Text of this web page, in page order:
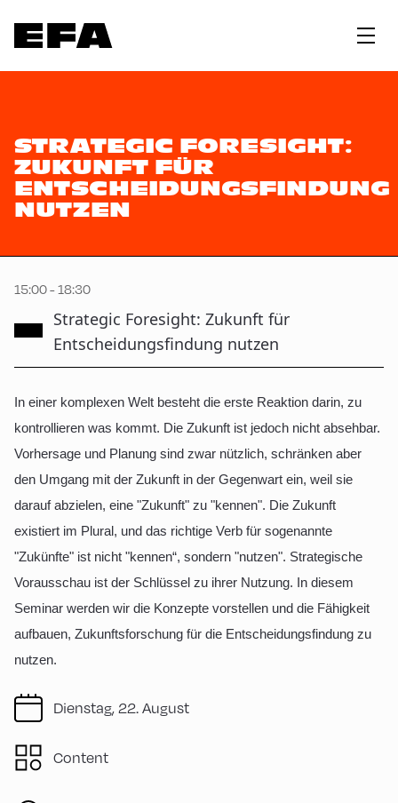
STRATEGIC FORESIGHT:
ZUKUNFT FÜR
ENTSCHEIDUNGSFINDUNG
NUTZEN
15:00 - 18:30
Strategic Foresight: Zukunft für
Entscheidungsfindung nutzen
Dienstag, 22. August
Content
In einer komplexen Welt besteht die erste Reaktion darin, zu
kontrollieren was kommt. Die Zukunft ist jedoch nicht absehbar.
Vorhersage und Planung sind zwar nützlich, schränken aber
den Umgang mit der Zukunft in der Gegenwart ein, weil sie
darauf abzielen, eine "Zukunft" zu "kennen". Die Zukunft
existiert im Plural, und das richtige Verb für sogenannte
"Zukünfte" ist nicht "kennen“, sondern "nutzen". Strategische
Vorausschau ist der Schlüssel zu ihrer Nutzung. In diesem
Seminar werden wir die Konzepte vorstellen und die Fähigkeit
aufbauen, Zukunftsforschung für die Entscheidungsfindung zu
nutzen.